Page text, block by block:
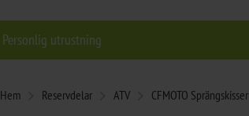
Personlig utrustning
Hem Reservdelar ATV CFMOTO Sprängskisser